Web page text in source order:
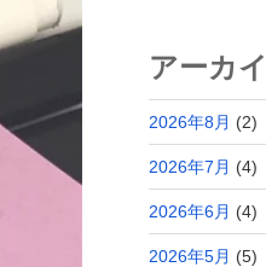
アーカ
2026年8月 (2)
2026年7月 (4)
2026年6月 (4)
2026年5月 (5)